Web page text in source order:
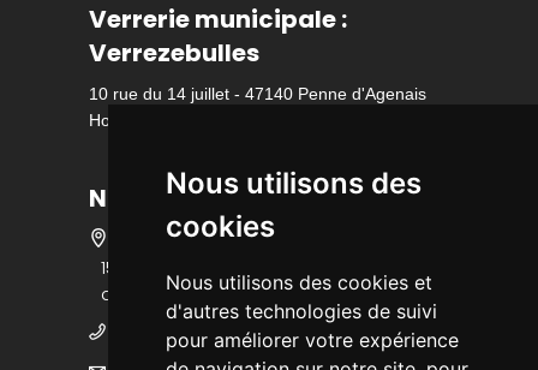
Nous utilisons des
cookies
Nous utilisons des cookies et
d'autres technologies de suivi
pour améliorer votre expérience
Verrerie municipale :
Verrezebulles
10 rue du 14 juillet - 47140 Penne d'Agenais
Horaire d'ouverture
Nous contacter
15 bis rue des écoles - 47140 Penne
d'Agenais
05 53 36 25 25